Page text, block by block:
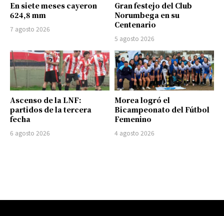
En siete meses cayeron
624,8 mm
7 agosto 2026
Gran festejo del Club
Norumbega en su
Centenario
5 agosto 2026
Ascenso de la LNF:
partidos de la tercera
fecha
6 agosto 2026
Morea logró el
Bicampeonato del Fútbol
Femenino
4 agosto 2026